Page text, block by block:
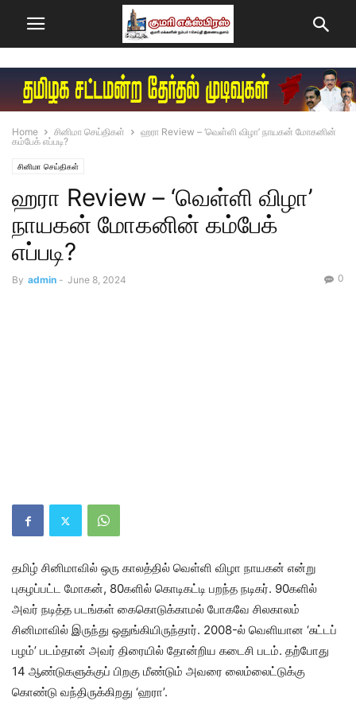
Home சினிமா செய்திகள்
ஹரா Review – ‘வெள்ளி விழா’ நாயகன் மோகனின்
கம்பேக் எப்படி?
சினிமா செய்திகள்
ஹரா Review – ‘வெள்ளி விழா’
நாயகன் மோகனின் கம்பேக்
எப்படி?
By admin - June 8, 2024 0
தமிழ் சினிமாவில் ஒரு காலத்தில் வெள்ளி விழா நாயகன் என்று
புகழப்பட்ட மோகன், 80களில் கொடிகட்டி பறந்த நடிகர். 90களில்
அவர் நடித்த படங்கள் கைகொடுக்காமல் போகவே சிலகாலம்
சினிமாவில் இருந்து ஒதுங்கியிருந்தார். 2008-ல் வெளியான ‘சுட்டப்
பழம்’ படம்தான் அவர் திரையில் தோன்றிய கடைசி படம். தற்போது
14 ஆண்டுகளுக்குப் பிறகு மீண்டும் அவரை லைம்லைட்டுக்கு
கொண்டு வந்திருக்கிறது ‘ஹரா’.